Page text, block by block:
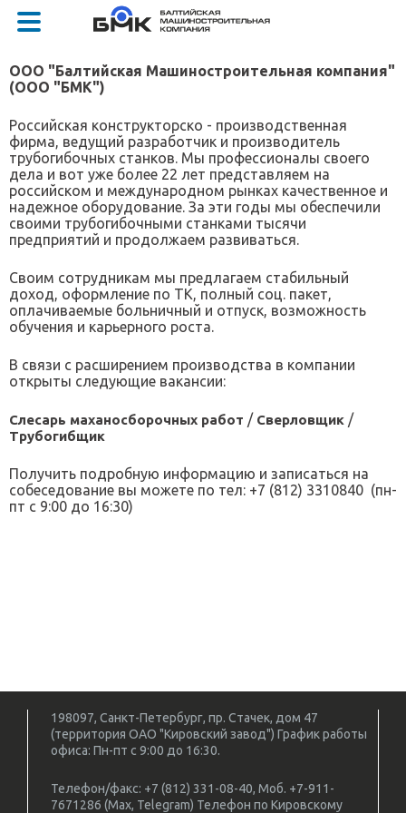
ООО "Балтийская Машиностроительная компания"
(ООО "БМК")
Российская конструкторско - производственная
фирма, ведущий разработчик и производитель
трубогибочных станков. Мы профессионалы своего
дела и вот уже более 22 лет представляем на
российском и международном рынках качественное и
надежное оборудование. За эти годы мы обеспечили
своими трубогибочными станками тысячи
предприятий и продолжаем развиваться.
Своим сотрудникам мы предлагаем стабильный
доход, оформление по ТК, полный соц. пакет,
оплачиваемые больничный и отпуск, возможность
обучения и карьерного роста.
В связи с расширением производства в компании
открыты следующие вакансии:
Слесарь маханосборочных работ / Сверловщик /
Трубогибщик
Получить подробную информацию и записаться на
собеседование вы можете по тел: +7 (812) 3310840 (пн-
пт с 9:00 до 16:30)
198097, Санкт-Петербург, пр. Стачек, дом 47
(территория ОАО "Кировский завод") График работы
офиса: Пн-пт с 9:00 до 16:30.
Телефон/факс: +7 (812) 331-08-40, Моб. +7-911-
7671286 (Max, Telegram) Телефон по Кировскому